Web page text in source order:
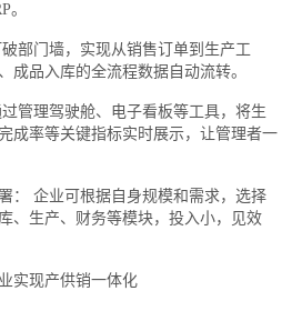
。
门墙，实现从销售订单到生产工
成品入库的全流程数据自动流转。
理驾驶舱、电子看板等工具，将生
成率等关键指标实时展示，让管理者一
企业可根据自身规模和需求，选择
、生产、财务等模块，投入小，见效
现产供销一体化